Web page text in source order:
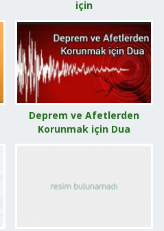
için
Deprem ve Afetlerden
Korunmak için Dua